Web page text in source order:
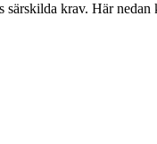
krav. Här nedan